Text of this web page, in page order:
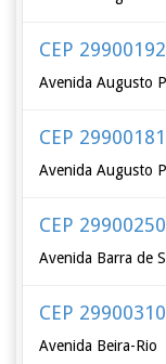
CEP 29900192
Avenida Augusto
CEP 29900181
Avenida Augusto
CEP 29900250
Avenida Barra de
CEP 29900310
Avenida Beira-Rio